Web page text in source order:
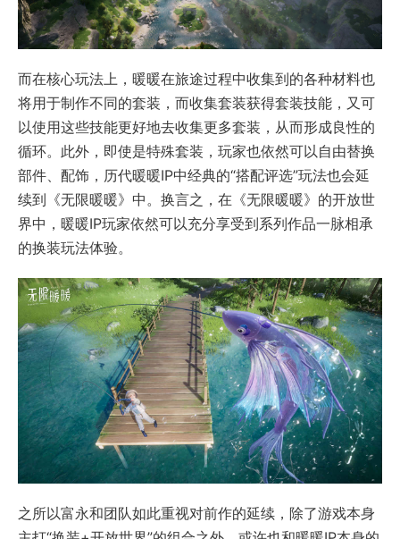
而在核心玩法上，暖暖在旅途过程中收集到的各种材料也
将用于制作不同的套装，而收集套装获得套装技能，又可
以使用这些技能更好地去收集更多套装，从而形成良性的
循环。此外，即使是特殊套装，玩家也依然可以自由替换
部件、配饰，历代暖暖IP中经典的“搭配评选”玩法也会延
续到《无限暖暖》中。换言之，在《无限暖暖》的开放世
界中，暖暖IP玩家依然可以充分享受到系列作品一脉相承
的换装玩法体验。
之所以富永和团队如此重视对前作的延续，除了游戏本身